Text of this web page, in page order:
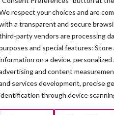
respect your choices and are
a transparent and secure
party vendors are processing
and special features: Store
on a device,
and content
services development, precise
through device
gegevens worden
kalibratie uit te
kan door de